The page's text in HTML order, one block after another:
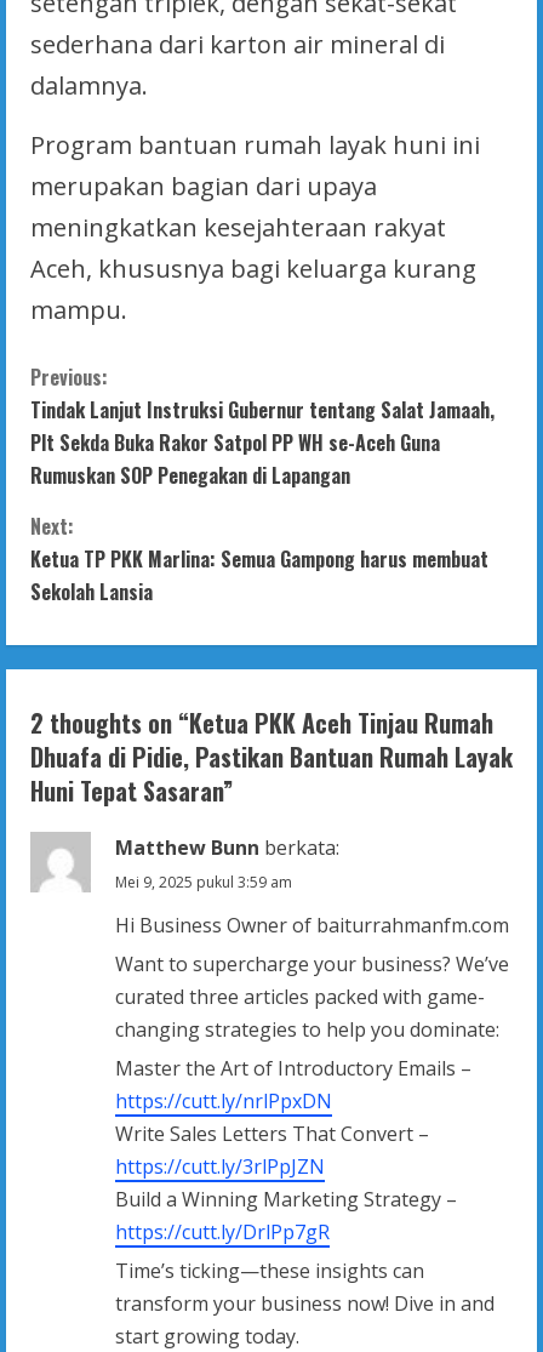
sederhana dari karton air mineral di
dalamnya.
Program bantuan rumah layak huni ini
merupakan bagian dari upaya
meningkatkan kesejahteraan rakyat
Aceh, khususnya bagi keluarga kurang
mampu.
C
o
n
t
i
n
e
R
e
a
Previous:
Tindak Lanjut Instruksi Gubernur tentang Salat Jamaah,
Plt Sekda Buka Rakor Satpol PP WH se-Aceh Guna
Rumuskan SOP Penegakan di Lapangan
Next:
Ketua TP PKK Marlina: Semua Gampong harus membuat
Sekolah Lansia
2 thoughts on “Ketua PKK Aceh Tinjau Rumah
Dhuafa di Pidie, Pastikan Bantuan Rumah Layak
Huni Tepat Sasaran”
Matthew Bunn berkata:
Mei 9, 2025 pukul 3:59 am
Hi Business Owner of baiturrahmanfm.com
Want to supercharge your business? We’ve
curated three articles packed with game-
changing strategies to help you dominate:
Master the Art of Introductory Emails –
https://cutt.ly/nrlPpxDN
Write Sales Letters That Convert –
https://cutt.ly/3rlPpJZN
Build a Winning Marketing Strategy –
https://cutt.ly/DrlPp7gR
Time’s ticking—these insights can
transform your business now! Dive in and
start growing today.